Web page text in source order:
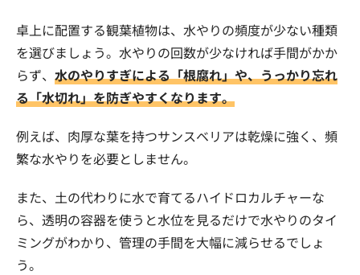
卓上に配置する観葉植物は、水やりの頻度が少ない種類
を選びましょう。水やりの回数が少なければ手間がかか
らず、 水のやりすぎによる「根腐れ」や、うっかり忘れ
る「水切れ」を防ぎやすくなります。
例えば、肉厚な葉を持つサンスベリアは乾燥に強く、頻
繁な水やりを必要としません。
また、土の代わりに水で育てるハイドロカルチャーな
ら、透明の容器を使うと水位を見るだけで水やりのタイ
ミングがわかり、管理の手間を大幅に減らせるでしょ
う。